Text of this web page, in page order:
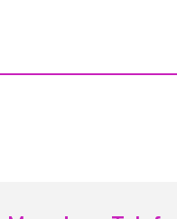
ao Facebook
ao